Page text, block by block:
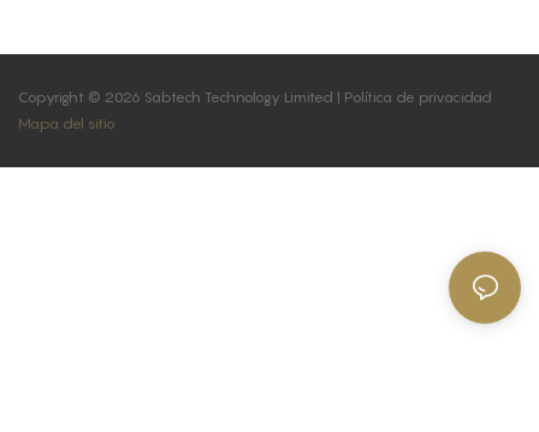
Copyright © 2026 Sabtech Technology Limited | Política de privacidad
Mapa del sitio